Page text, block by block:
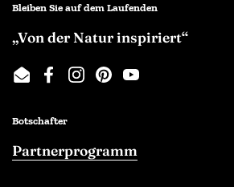
Bleiben Sie auf dem Laufenden
„Von der Natur inspiriert“
EmailFacebook
Instagram
PinterestYouTube
Botschafter
Partnerprogramm